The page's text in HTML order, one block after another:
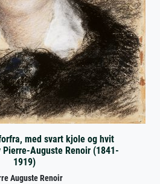
med svart kjole og hvit
Auguste Renoir (1841-
1919)
Auguste Renoir